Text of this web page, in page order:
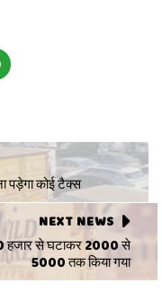
पड़ेगा कोई टैक्स
NEXT NEWS
हजार से घटाकर 2000 से
5000 तक किया गया